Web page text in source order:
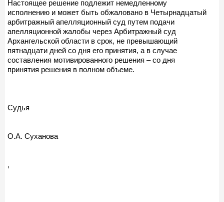
Настоящее решение подлежит немедленному
исполнению и может быть обжаловано в Четырнадцатый
арбитражный апелляционный суд путем подачи
апелляционной жалобы через Арбитражный суд
Архангельской области в срок, не превышающий
пятнадцати дней со дня его принятия, а в случае
составления мотивированного решения – со дня
принятия решения в полном объеме.
Судья
О.А. Суханова
,